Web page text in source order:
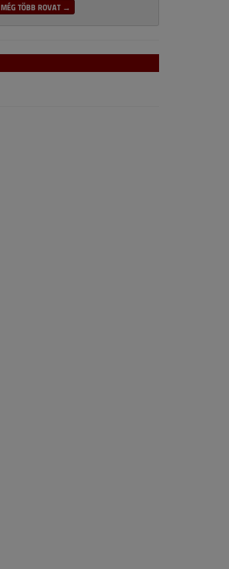
MÉG TÖBB ROVAT →